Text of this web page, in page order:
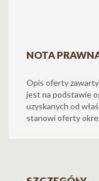
NOTA
Opis oferty
jest na podstawie
uzyskanych od
stanowi oferty